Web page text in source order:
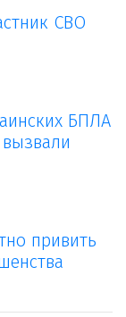
СВО
БПЛА
привить